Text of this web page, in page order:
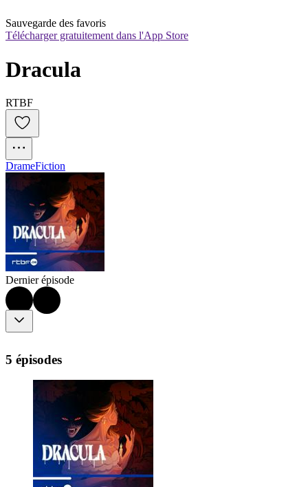
Sauvegarde des favoris
Télécharger gratuitement dans l'App Store
Dracula
RTBF
DrameFiction
Dernier épisode
5 épisodes